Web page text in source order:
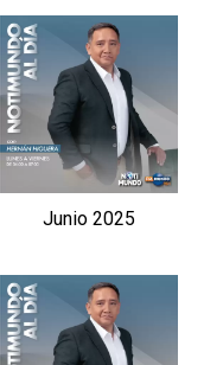
Junio 2025